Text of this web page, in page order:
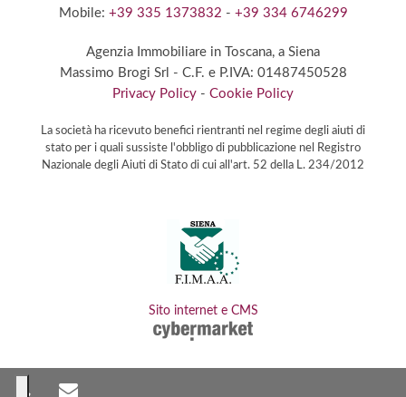
Mobile: +39 335 1373832 - +39 334 6746299
Agenzia Immobiliare in Toscana, a Siena
Massimo Brogi Srl - C.F. e P.IVA: 01487450528
Privacy Policy - Cookie Policy
La società ha ricevuto benefici rientranti nel regime degli aiuti di
stato per i quali sussiste l'obbligo di pubblicazione nel Registro
Nazionale degli Aiuti di Stato di cui all'art. 52 della L. 234/2012
Sito internet e CMS